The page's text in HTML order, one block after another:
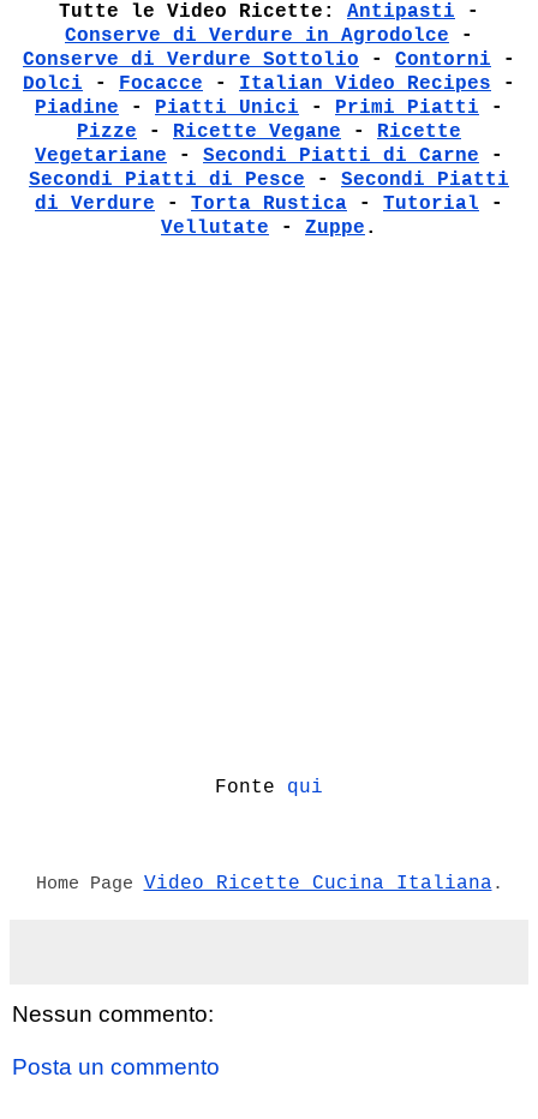
Tutte le Video Ricette: Antipasti -
Conserve di Verdure in Agrodolce -
Conserve di Verdure Sottolio - Contorni -
Dolci - Focacce - Italian Video Recipes -
Piadine - Piatti Unici - Primi Piatti -
Pizze - Ricette Vegane - Ricette
Vegetariane - Secondi Piatti di Carne -
Secondi Piatti di Pesce - Secondi Piatti
di Verdure - Torta Rustica - Tutorial -
Vellutate - Zuppe .
Fonte qui
Home Page Video Ricette Cucina Italiana .
Nessun commento:
Posta un commento